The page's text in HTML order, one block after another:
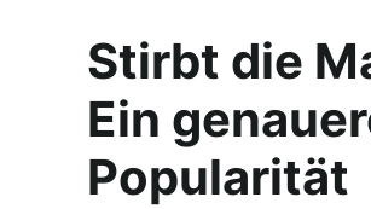
Stirbt die
Ein
Popularität